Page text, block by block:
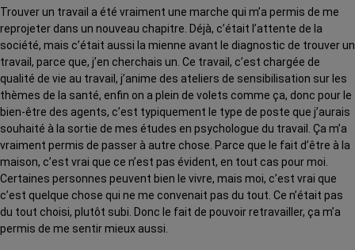
Trouver un travail a été vraiment une marche qui m’a permis de me
reprojeter dans un nouveau chapitre. Déjà, c’était l’attente de la
société, mais c’était aussi la mienne avant le diagnostic de trouver un
travail, parce que, j’en cherchais un. Ce travail, c’est chargée de
qualité de vie au travail, j’anime des ateliers de sensibilisation sur les
thèmes de la santé, enfin on a plein de volets comme ça, donc pour le
bien-être des agents, c’est typiquement le type de poste que j’aurais
souhaité à la sortie de mes études en psychologue du travail. Ça m’a
vraiment permis de passer à autre chose. Parce que le fait d’être à la
maison, c’est vrai que ce n’est pas évident, en tout cas pour moi.
Certaines personnes peuvent bien le vivre, mais moi, c’est vrai que
c’est quelque chose qui ne me convenait pas du tout. Ce n’était pas
du tout choisi, plutôt subi. Donc le fait de pouvoir retravailler, ça m’a
permis de me sentir mieux aussi.